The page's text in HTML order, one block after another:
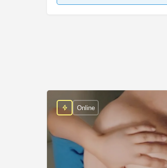
Online